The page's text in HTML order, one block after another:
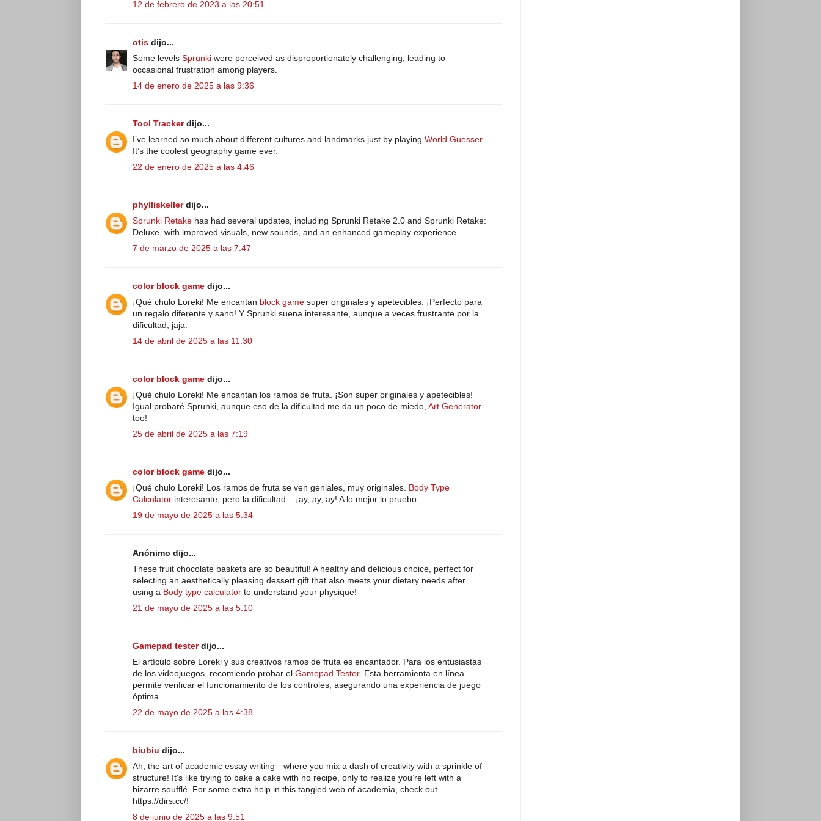
12 de febrero de 2023 a las 20:51
otis dijo...
Some levels Sprunki were perceived as disproportionately challenging, leading to
occasional frustration among players.
14 de enero de 2025 a las 9:36
Tool Trackerdijo...
I’ve learned so much about different cultures and landmarks just by playing World Guesser.
It’s the coolest geography game ever.
22 de enero de 2025 a las 4:46
phylliskellerdijo...
Sprunki Retake has had several updates, including Sprunki Retake 2.0 and Sprunki Retake:
Deluxe, with improved visuals, new sounds, and an enhanced gameplay experience.
7 de marzo de 2025 a las 7:47
color block game dijo...
¡Qué chulo Loreki! Me encantan block game super originales y apetecibles. ¡Perfecto para
un regalo diferente y sano! Y Sprunki suena interesante, aunque a veces frustrante por la
dificultad, jaja.
14 de abril de 2025 a las 11:30
color block game dijo...
¡Qué chulo Loreki! Me encantan los ramos de fruta. ¡Son super originales y apetecibles!
Igual probaré Sprunki, aunque eso de la dificultad me da un poco de miedo, Art Generator
too!
25 de abril de 2025 a las 7:19
color block game dijo...
¡Qué chulo Loreki! Los ramos de fruta se ven geniales, muy originales. Body Type
Calculator interesante, pero la dificultad... ¡ay, ay, ay! A lo mejor lo pruebo.
19 de mayo de 2025 a las 5:34
Anónimo dijo...
These fruit chocolate baskets are so beautiful! A healthy and delicious choice, perfect for
selecting an aesthetically pleasing dessert gift that also meets your dietary needs after
using a Body type calculator to understand your physique!
21 de mayo de 2025 a las 5:10
Gamepad testerdijo...
El artículo sobre Loreki y sus creativos ramos de fruta es encantador. Para los entusiastas
de los videojuegos, recomiendo probar el Gamepad Tester. Esta herramienta en línea
permite verificar el funcionamiento de los controles, asegurando una experiencia de juego
óptima.
22 de mayo de 2025 a las 4:38
biubiu dijo...
Ah, the art of academic essay writing—where you mix a dash of creativity with a sprinkle of
structure! It's like trying to bake a cake with no recipe, only to realize you’re left with a
bizarre soufflé. For some extra help in this tangled web of academia, check out
https://dirs.cc/!
8 de junio de 2025 a las 9:51